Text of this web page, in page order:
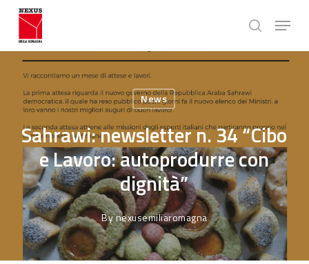
Skip
main
content
search
Menu
News
Sahrawi: newsletter n. 34 “Cibo
e Lavoro: autoprodurre con
dignità”
Bynexusemiliaromagna
Menu